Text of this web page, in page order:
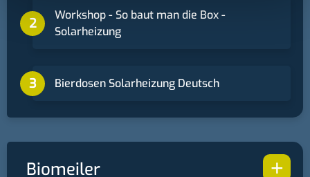
sie im Rahmen Ihrer Nutzung der Dienste gesammelt
haben.
Workshop - So baut man die Box -
Solarheizung
Bierdosen Solarheizung Deutsch
+
Biomeiler